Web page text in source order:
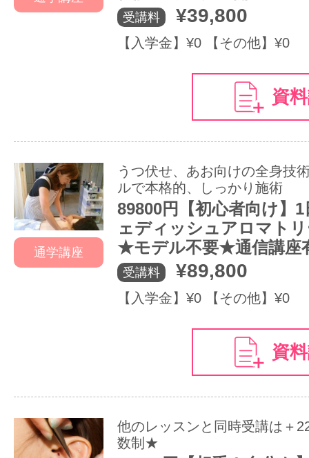
受講料 ¥39,800
【入学金】¥0 【その他】¥0
資
通学講座
うつ伏せ、あお向けの全身技
ルで本格的、しっかり施術
89800円【初心者向け】
ェディッシュアロマト
★モデル不要★通信講座
受講料 ¥89,800
【入学金】¥0 【その他】¥0
資
他のレッスンと同時受講は＋
数制★